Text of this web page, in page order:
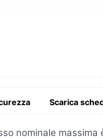
Scarica
nominale massima